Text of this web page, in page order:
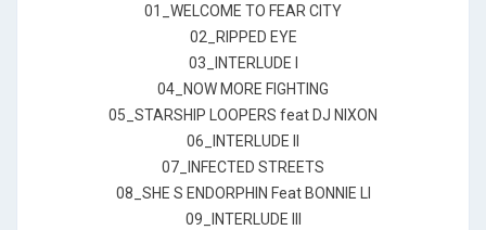
01_WELCOME TO FEAR CITY
02_RIPPED EYE
03_INTERLUDE I
04_NOW MORE FIGHTING
05_STARSHIP LOOPERS feat DJ NIXON
06_INTERLUDE II
07_INFECTED STREETS
08_SHE S ENDORPHIN Feat BONNIE LI
09_INTERLUDE lll